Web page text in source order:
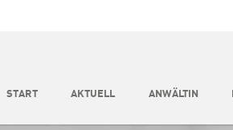
START AKTUELL ANWÄLTIN